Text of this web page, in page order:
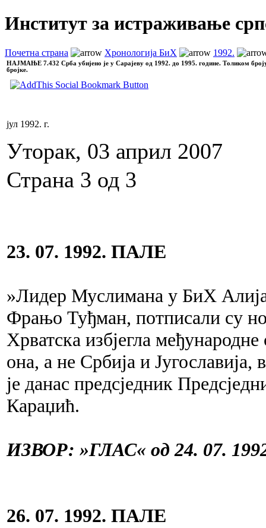
Институт за истраживање
Почетна страна Хронологија БиХ 1992.
НАЈМАЊЕ 7.432 Срба убијено је у Сарајеву од 1992. до 1995. године. Толиком
бројке.
јул 1992. г.
Уторак, 03 април 2007
Страна 3 од 3
23. 07. 1992. ПАЛЕ
»Лидер Муслимана у БиХ Алија
Фрањо Туђман, потписали су
Хрватска избјегла међународне
она, а не Србија и
је данас предсједник
Караџић.
ИЗВОР: »ГЛАС« од 24. 07.
26. 07. 1992. ПАЛЕ